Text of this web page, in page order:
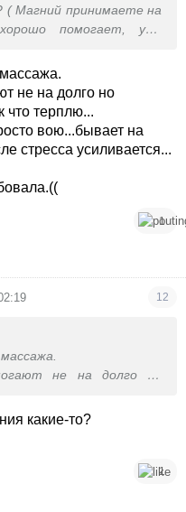
( Магний принимаете на
помогает, уже
не на долго но
что терплю...
вою...бывает на
стресса усиливается...
1
12
не на долго но
просто вою...бывает на
после стресса
какие-то?
1